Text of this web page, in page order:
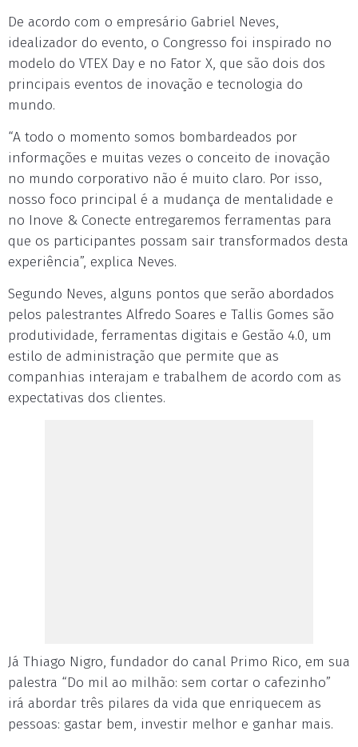
De acordo com o empresário Gabriel Neves,
idealizador do evento, o Congresso foi inspirado no
modelo do VTEX Day e no Fator X, que são dois dos
principais eventos de inovação e tecnologia do
mundo.
“A todo o momento somos bombardeados por
informações e muitas vezes o conceito de inovação
no mundo corporativo não é muito claro. Por isso,
nosso foco principal é a mudança de mentalidade e
no Inove & Conecte entregaremos ferramentas para
que os participantes possam sair transformados desta
experiência”, explica Neves.
Segundo Neves, alguns pontos que serão abordados
pelos palestrantes Alfredo Soares e Tallis Gomes são
produtividade, ferramentas digitais e Gestão 4.0, um
estilo de administração que permite que as
companhias interajam e trabalhem de acordo com as
expectativas dos clientes.
Já Thiago Nigro, fundador do canal Primo Rico, em sua
palestra “Do mil ao milhão: sem cortar o cafezinho”
irá abordar três pilares da vida que enriquecem as
pessoas: gastar bem, investir melhor e ganhar mais.